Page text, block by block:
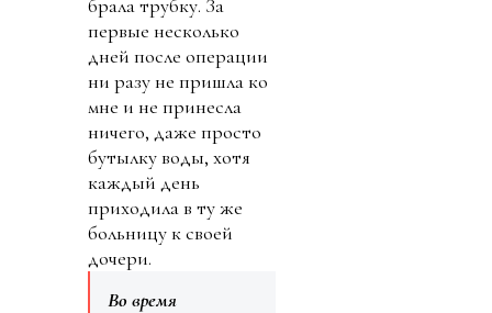
брала трубку. За
первые несколько
дней после операции
ни разу не пришла ко
мне и не принесла
ничего, даже просто
бутылку воды, хотя
каждый день
приходила в ту же
больницу к своей
дочери.
Во время